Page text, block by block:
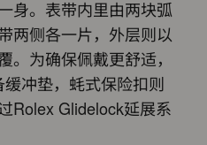
身。表带内里由两块弧
两侧各一片，外层则以
。为确保佩戴更舒适，
冲垫，蚝式保险扣则
Rolex Glidelock延展系